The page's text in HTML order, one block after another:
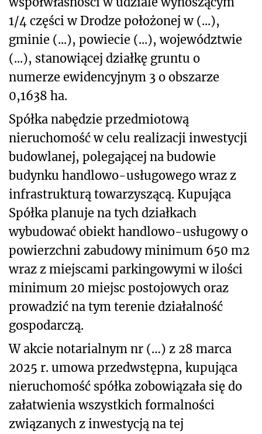
1/4 części w Drodze położonej w (...),
gminie (...), powiecie (...), województwie
(...), stanowiącej działkę gruntu o
numerze ewidencyjnym 3 o obszarze
0,1638 ha.
Spółka nabędzie przedmiotową
nieruchomość w celu realizacji inwestycji
budowlanej, polegającej na budowie
budynku handlowo-usługowego wraz z
infrastrukturą towarzyszącą. Kupująca
Spółka planuje na tych działkach
wybudować obiekt handlowo-usługowy o
powierzchni zabudowy minimum 650 m2
wraz z miejscami parkingowymi w ilości
minimum 20 miejsc postojowych oraz
prowadzić na tym terenie działalność
gospodarczą.
W akcie notarialnym nr (…) z 28 marca
2025 r. umowa przedwstępna, kupująca
nieruchomość spółka zobowiązała się do
załatwienia wszystkich formalności
związanych z inwestycją na tej